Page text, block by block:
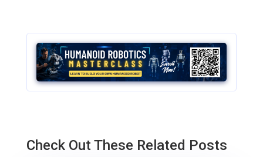
Check Out These Related Posts